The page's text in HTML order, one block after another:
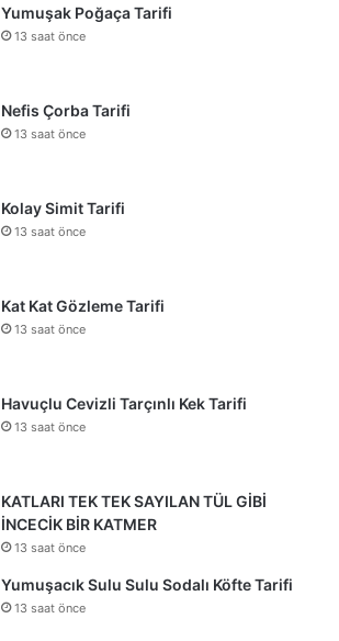
Yumuşak Poğaça Tarifi
13 saat önce
Nefis Çorba Tarifi
13 saat önce
Kolay Simit Tarifi
13 saat önce
Kat Kat Gözleme Tarifi
13 saat önce
Havuçlu Cevizli Tarçınlı Kek Tarifi
13 saat önce
KATLARI TEK TEK SAYILAN TÜL GİBİ
İNCECİK BİR KATMER
13 saat önce
Yumuşacık Sulu Sulu Sodalı Köfte Tarifi
13 saat önce